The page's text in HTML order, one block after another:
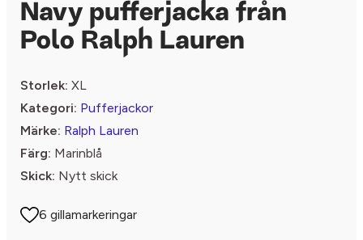
Navy pufferjacka från
Polo Ralph Lauren
Storlek: XL
Kategori: Pufferjackor
Märke: Ralph Lauren
Färg: Marinblå
Skick: Nytt skick
6 gillamarkeringar